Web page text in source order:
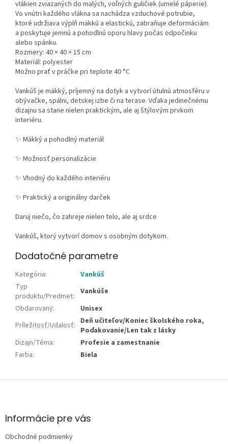
vlákien zviazaných do malých, voľných guličiek (umelé páperie).
Vo vnútri každého vlákna sa nachádza vzduchové potrubie,
ktoré udržiava výplň mäkkú a elastickú, zabraňuje deformáciám
a poskytuje jemnú a pohodlnú oporu hlavy počas odpočinku
alebo spánku.
Rozmery: 40 × 40 × 15 cm
Materiál: polyester
Možno prať v práčke pri teplote 40 °C
Vankúš je mäkký, príjemný na dotyk a vytvorí útulnú atmosféru v
obývačke, spálni, detskej izbe či na terase. Vďaka jedinečnému
dizajnu sa stane nielen praktickým, ale aj štýlovým prvkom
interiéru.
✨ Mäkký a pohodlný materiál
✨ Možnosť personalizácie
✨ Vhodný do každého interiéru
✨ Praktický a originálny darček
Daruj niečo, čo zahreje nielen telo, ale aj srdce
Vankúš, ktorý vytvorí domov s osobným dotykom.
Dodatočné parametre
Kategória:
Vankúš
Typ
produktu/Predmet:
Vankúše
Obdarovaný:
Unisex
Príležitosť/Udalosť: Deň učiteľov/Koniec školského roka,
Poďakovanie/Len tak z lásky
Dizajn/Téma:
Profesie a zamestnanie
Farba: Biela
Z
äInformácie pre vás
Obchodné podmienky